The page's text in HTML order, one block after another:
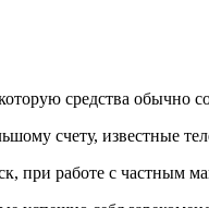
средства
счету, известные
при работе с частным